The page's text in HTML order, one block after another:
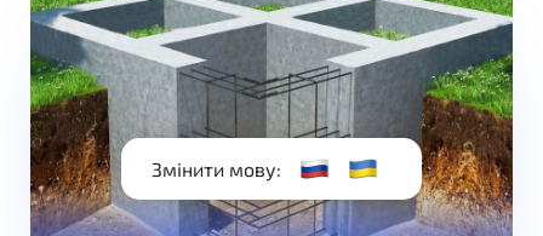
Змінити мову: RU UA